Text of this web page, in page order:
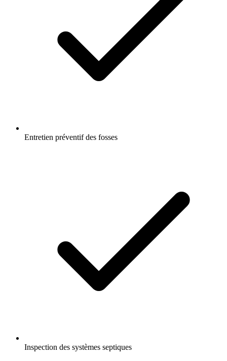
Entretien préventif des fosses
Inspection des systèmes septiques